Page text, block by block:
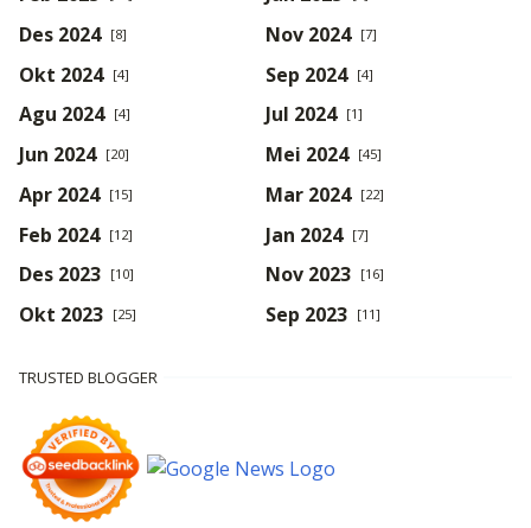
Des 2024 [8] Nov 2024 [7]
Okt 2024 [4] Sep 2024 [4]
Agu 2024 [4] Jul 2024 [1]
Jun 2024 [20] Mei 2024 [45]
Apr 2024 [15] Mar 2024 [22]
Feb 2024 [12] Jan 2024 [7]
Des 2023 [10] Nov 2023 [16]
Okt 2023 [25] Sep 2023 [11]
TRUSTED BLOGGER